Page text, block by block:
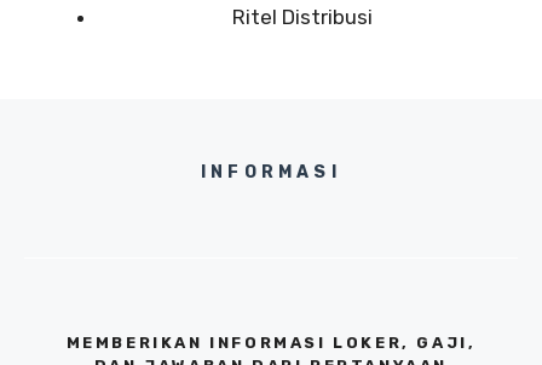
Ritel Distribusi
INFORMASI
MEMBERIKAN INFORMASI LOKER, GAJI,